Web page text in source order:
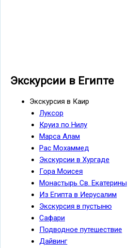
Экскурсии в Египте
Экскурсия в Каир
Луксор
Круиз по Нилу
Марса Алам
Рас Мохаммед
Экскурсии в Хургаде
Гора Моисея
Монастырь Св. Екатерины
Из Египта в Иерусалим
Экскурсия в пустыню
Сафари
Подводное путешествие
Дайвинг